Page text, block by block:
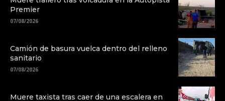
Premier
07/08/2026
Camión de basura vuelca dentro del relleno
sanitario
07/08/2026
Muere taxista tras caer de una escalera en